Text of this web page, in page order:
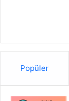
Popüler